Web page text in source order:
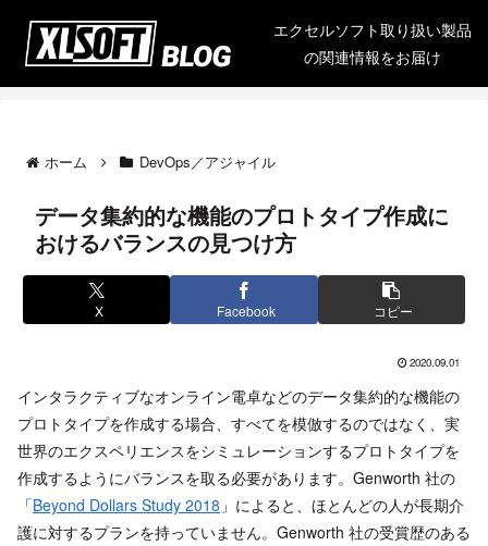
エクセルソフト取り扱い製品
の関連情報をお届け
ホーム DevOps／アジャイル
データ集約的な機能のプロトタイプ作成に
おけるバランスの見つけ方
X Facebook コピー
2020.09.01
インタラクティブなオンライン電卓などのデータ集約的な機能の
プロトタイプを作成する場合、すべてを模倣するのではなく、実
世界のエクスペリエンスをシミュレーションするプロトタイプを
作成するようにバランスを取る必要があります。Genworth 社の
「Beyond Dollars Study 2018 」によると、ほとんどの人が長期介
護に対するプランを持っていません。Genworth 社の受賞歴のある